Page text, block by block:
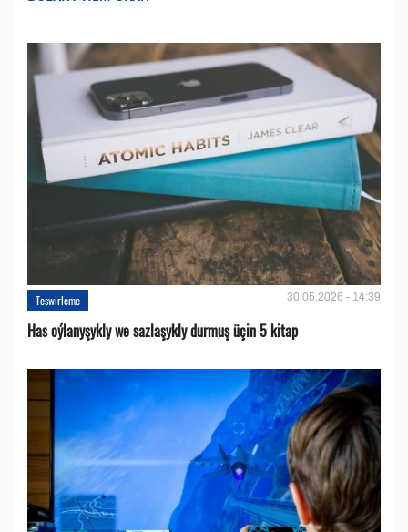
Teswirleme 30.05.2026 - 14:39
Has oýlanyşykly we sazlaşykly durmuş üçin 5 kitap